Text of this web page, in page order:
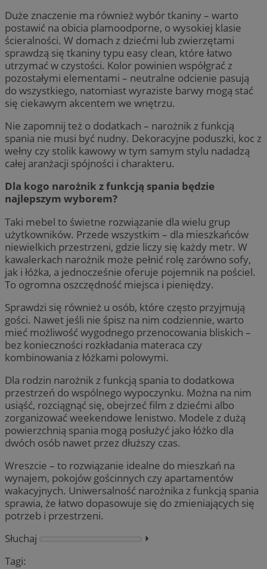
Duże znaczenie ma również wybór tkaniny – warto
postawić na obicia plamoodporne, o wysokiej klasie
ścieralności. W domach z dziećmi lub zwierzętami
sprawdzą się tkaniny typu easy clean, które łatwo
utrzymać w czystości. Kolor powinien współgrać z
pozostałymi elementami – neutralne odcienie pasują
do wszystkiego, natomiast wyraziste barwy mogą stać
się ciekawym akcentem we wnętrzu.
Nie zapomnij też o dodatkach – narożnik z funkcją
spania nie musi być nudny. Dekoracyjne poduszki, koc z
wełny czy stolik kawowy w tym samym stylu nadadzą
całej aranżacji spójności i charakteru.
Dla kogo narożnik z funkcją spania będzie
najlepszym wyborem?
Taki mebel to świetne rozwiązanie dla wielu grup
użytkowników. Przede wszystkim – dla mieszkańców
niewielkich przestrzeni, gdzie liczy się każdy metr. W
kawalerkach narożnik może pełnić rolę zarówno sofy,
jak i łóżka, a jednocześnie oferuje pojemnik na pościel.
To ogromna oszczędność miejsca i pieniędzy.
Sprawdzi się również u osób, które często przyjmują
gości. Nawet jeśli nie śpisz na nim codziennie, warto
mieć możliwość wygodnego przenocowania bliskich –
bez konieczności rozkładania materaca czy
kombinowania z łóżkami polowymi.
Dla rodzin narożnik z funkcją spania to dodatkowa
przestrzeń do wspólnego wypoczynku. Można na nim
usiąść, rozciągnąć się, obejrzeć film z dziećmi albo
zorganizować weekendowe lenistwo. Modele z dużą
powierzchnią spania mogą posłużyć jako łóżko dla
dwóch osób nawet przez dłuższy czas.
Wreszcie – to rozwiązanie idealne do mieszkań na
wynajem, pokojów gościnnych czy apartamentów
wakacyjnych. Uniwersalność narożnika z funkcją spania
sprawia, że łatwo dopasowuje się do zmieniających się
potrzeb i przestrzeni.
Słuchaj
⏵︎
Tagi: